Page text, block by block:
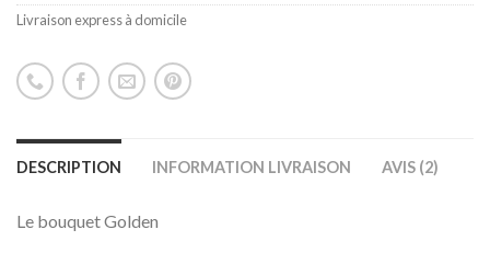
Livraison express à domicile
DESCRIPTION INFORMATION LIVRAISON AVIS (2)
Le bouquet Golden